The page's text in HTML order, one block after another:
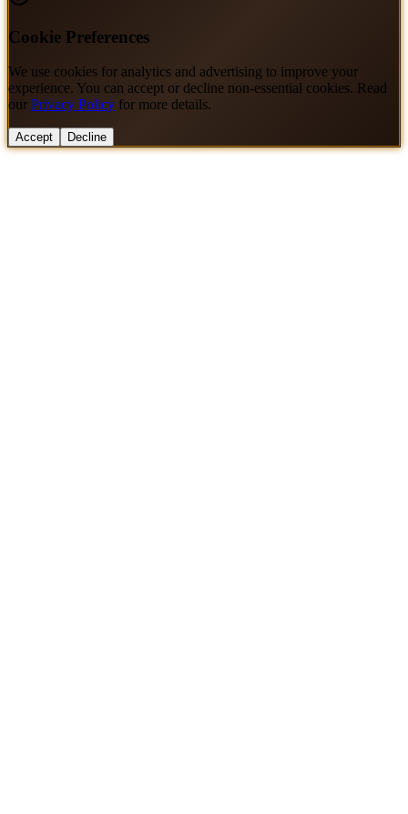
Cookie Preferences
We use cookies for analytics and advertising to improve your
experience. You can accept or decline non-essential cookies. Read
our Privacy Policy for more details.
Accept Decline